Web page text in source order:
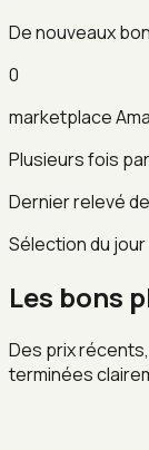
De nouveaux
0
marketplace
Plusieurs fois
Dernier relevé
Sélection du jour
Les bons
Des prix
terminées